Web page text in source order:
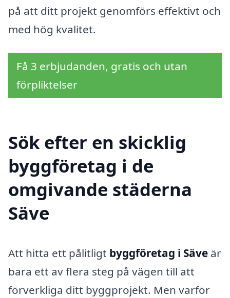
på att ditt projekt genomförs effektivt och
med hög kvalitet.
Få 3 erbjudanden, gratis och utan
förpliktelser
Sök efter en skicklig
byggföretag i de
omgivande städerna
Säve
Att hitta ett pålitligt byggföretag i Säve är
bara ett av flera steg på vägen till att
förverkliga ditt byggprojekt. Men varför